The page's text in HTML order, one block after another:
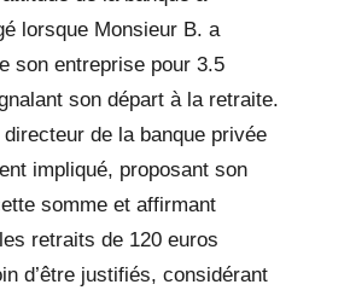
lorsque Monsieur B. a
son entreprise pour 3.5
son départ à la retraite.
de la banque privée
impliqué, proposant son
somme et affirmant
retraits de 120 euros
d’être justifiés, considérant